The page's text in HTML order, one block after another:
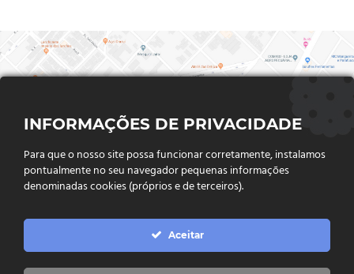
FALE CONOSCO
Endereço:Rua Said Abdalla, Nº 310, Jardim Rio Claro. CEP
75802-035, Jataí - GO
INFORMAÇÕES DE PRIVACIDADE
Para que o nosso site possa funcionar corretamente, instalamos
pontualmente no seu navegador pequenas informações
denominadas cookies (próprios e de terceiros).
Aceitar